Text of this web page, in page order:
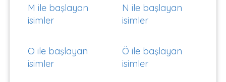
M ile başlayan
isimler
N ile başlayan
isimler
O ile başlayan
isimler
Ö ile başlayan
isimler